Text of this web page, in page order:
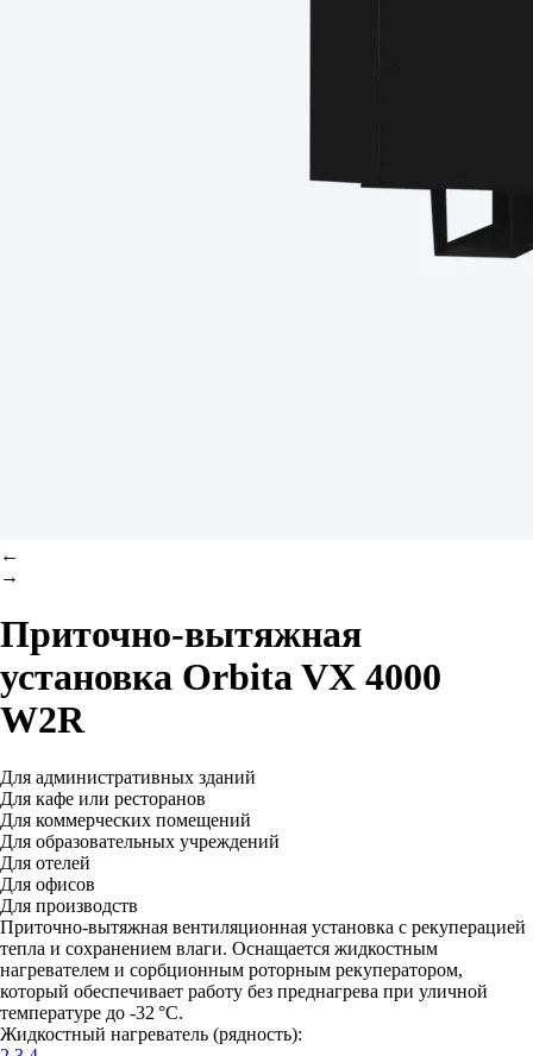
←
→
Приточно-вытяжная
установка Orbita VX 4000
W2R
Для административных зданий
Для кафе или ресторанов
Для коммерческих помещений
Для образовательных учреждений
Для отелей
Для офисов
Для производств
Приточно-вытяжная вентиляционная установка с рекуперацией
тепла и сохранением влаги. Оснащается жидкостным
нагревателем и сорбционным роторным рекуператором,
который обеспечивает работу без преднагрева при уличной
температуре до -32 °C.
Жидкостный нагреватель (рядность):